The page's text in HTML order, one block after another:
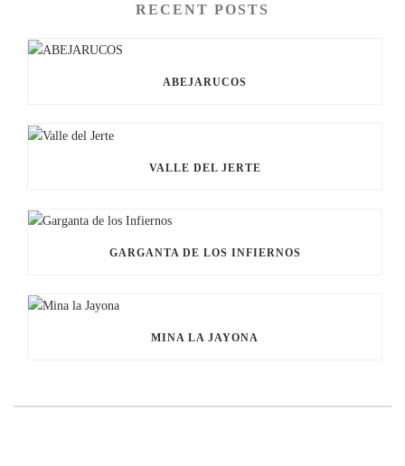
RECENT POSTS
ABEJARUCOS
VALLE DEL JERTE
GARGANTA DE LOS INFIERNOS
MINA LA JAYONA